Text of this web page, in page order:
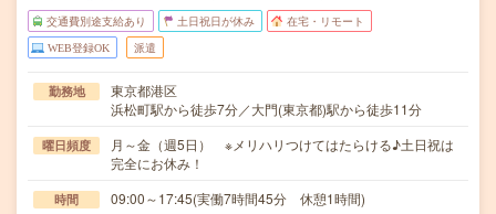
交通費別途支給あり 土日祝日が休み 在宅・リモート
WEB登録OK 派遣
勤務地
東京都港区
浜松町駅から徒歩7分／大門(東京都)駅から徒歩11分
曜日頻度
月～金（週5日） ※メリハリつけてはたらける♪土日祝は
完全にお休み！
時間 09:00～17:45(実働7時間45分 休憩1時間)